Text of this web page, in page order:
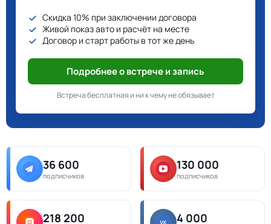
Скидка 10% при заключении договора
Живой показ авто и расчёт на месте
Договор и старт работы в тот же день
Подробнее о встрече и запись
Встреча бесплатная и ни к чему не обязывает
36 600
подписчиков
130 000
подписчиков
218 200 4 000